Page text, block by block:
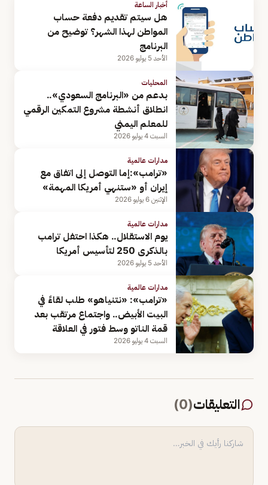
أخبار الساعة
هل سيتم تقديم دفعة حساب
المواطن لهذا الشهر؟ توضيح من
البرنامج
الأحد 5 يوليو 2026
المحليات
بدعم من «البرنامج السعودي»..
انطلاق أنشطة مشروع التمكين الرقمي
للمعلم اليمني
السبت 4 يوليو 2026
مدارات عالمية
«ترامب»:إما التوصل إلى اتفاق مع
إيران أو «ستنهي أمريكا المهمة»
الإثنين 6 يوليو 2026
مدارات عالمية
يوم الاستقلال.. هكذا احتفل ترامب
بالذكرى 250 لتأسيس أمريكا
الأحد 5 يوليو 2026
مدارات عالمية
«ترامب»: «نتنياهو» طلب لقاءً في
البيت الأبيض.. واجتماع مرتقب بعد
قمة الناتو وسط فتور في العلاقة
السبت 4 يوليو 2026
التعليقات(
0
)